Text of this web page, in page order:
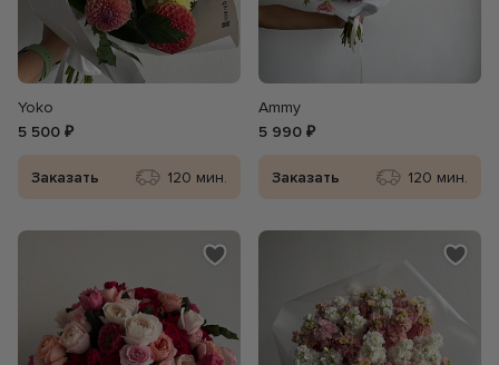
Yoko
5 500 ₽
Заказать 120 мин.
Ammy
5 990 ₽
Заказать 120 мин.